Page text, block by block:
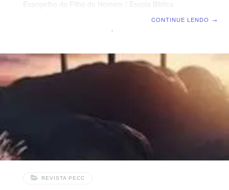
Evangelho do Filho do Homem | Escola Biblica
alunos e mestres, inclusive o número de páginas.
ORIENTAÇÃO PEDAGÓGICA Em Lucas 24 há 53
versos. Sugerimos começar a aula lendo, com todos os
CONTINUE LENDO →
REVISTA PECC